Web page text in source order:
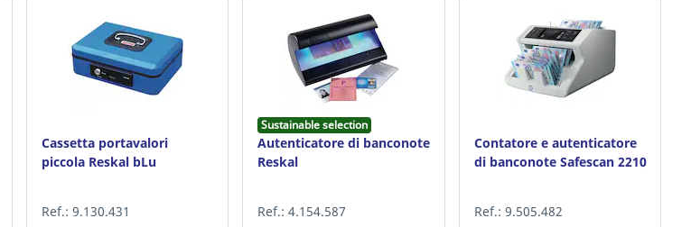
Cassetta portavalori
piccola Reskal bLu
Ref.: 9.130.431
Sustainable selection
Autenticatore di banconote
Reskal
Ref.: 4.154.587
Contatore e autenticatore
di banconote Safescan 2210
Ref.: 9.505.482